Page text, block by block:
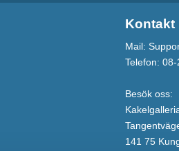
Kontakt
Mail:
Telefon: 08-
Besök oss:
141 75